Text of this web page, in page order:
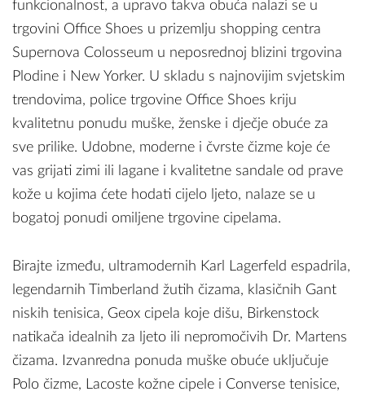
funkcionalnost, a upravo takva obuća nalazi se u
trgovini Office Shoes u prizemlju shopping centra
Supernova Colosseum u neposrednoj blizini trgovina
Plodine i New Yorker. U skladu s najnovijim svjetskim
trendovima, police trgovine Office Shoes kriju
kvalitetnu ponudu muške, ženske i dječje obuće za
sve prilike. Udobne, moderne i čvrste čizme koje će
vas grijati zimi ili lagane i kvalitetne sandale od prave
kože u kojima ćete hodati cijelo ljeto, nalaze se u
bogatoj ponudi omiljene trgovine cipelama.
Birajte između, ultramodernih Karl Lagerfeld espadrila,
legendarnih Timberland žutih čizama, klasičnih Gant
niskih tenisica, Geox cipela koje dišu, Birkenstock
natikača idealnih za ljeto ili nepromočivih Dr. Martens
čizama. Izvanredna ponuda muške obuće uključuje
Polo čizme, Lacoste kožne cipele i Converse tenisice,